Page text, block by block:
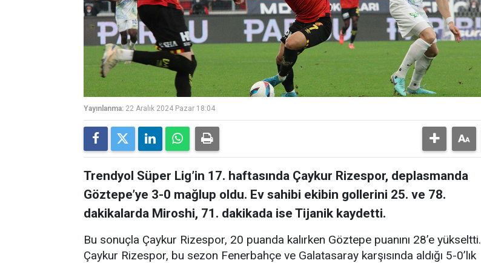
Yayınlanma: 22 Aralık 2024 Pazar 18:04
Trendyol Süper Lig’in 17. haftasında Çaykur Rizespor, deplasmanda
Göztepe’ye 3-0 mağlup oldu. Ev sahibi ekibin gollerini 25. ve 78.
dakikalarda Miroshi, 71. dakikada ise Tijanik kaydetti.
Bu sonuçla Çaykur Rizespor, 20 puanda kalırken Göztepe puanını 28’e yükseltti.
Çaykur Rizespor, bu sezon Fenerbahçe ve Galatasaray karşısında aldığı 5-0’lık